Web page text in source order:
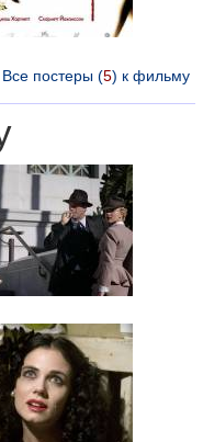
Все постеры (5) к фильму